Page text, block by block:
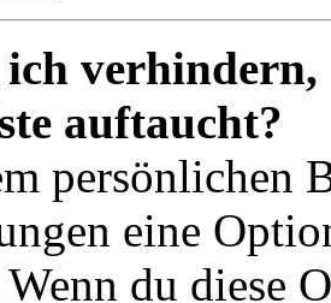
verhindern,
auftaucht?
persönlichen
eine
Wenn du diese